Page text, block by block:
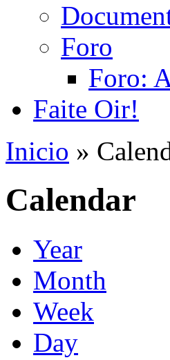
Foro
Foro:
Faite Oir!
Inicio »
Calendar
Year
Month
Week
Day